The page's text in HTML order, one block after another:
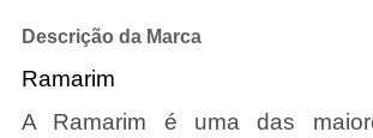
Descrição da Marca
Ramarim
A Ramarim é uma das